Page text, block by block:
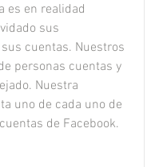
es en realidad
sus
cuentas. Nuestros
personas cuentas y
Nuestra
uno de cada uno de
de Facebook.